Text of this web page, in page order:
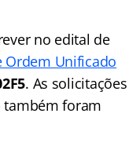
no edital de
Ordem Unificado
. As solicitações
também foram